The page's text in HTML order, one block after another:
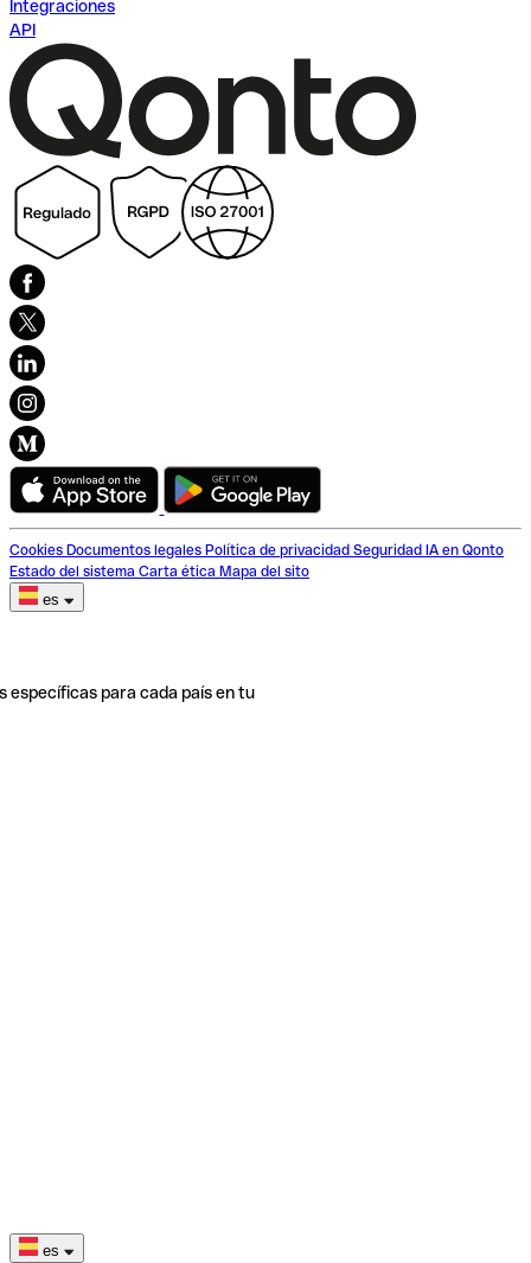
Integraciones
API
Cookies Documentos legales Política de privacidad Seguridad IA en Qonto
Estado del sistema Carta ética Mapa del sito
es
específicas para cada país en tu
es